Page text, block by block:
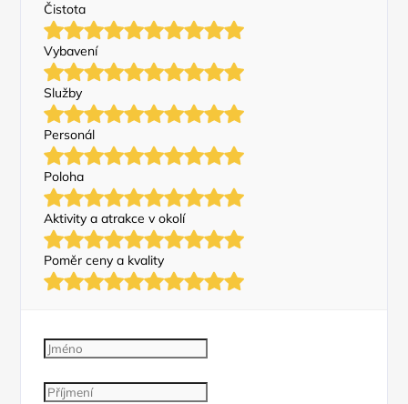
Čistota
Vybavení
Služby
Personál
Poloha
Aktivity a atrakce v okolí
Poměr ceny a kvality